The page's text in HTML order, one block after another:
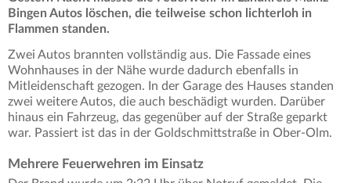
Bingen Autos löschen, die teilweise schon lichterloh in
Flammen standen.
Zwei Autos brannten vollständig aus. Die Fassade eines
Wohnhauses in der Nähe wurde dadurch ebenfalls in
Mitleidenschaft gezogen. In der Garage des Hauses standen
zwei weitere Autos, die auch beschädigt wurden. Darüber
hinaus ein Fahrzeug, das gegenüber auf der Straße geparkt
war. Passiert ist das in der Goldschmittstraße in Ober-Olm.
Mehrere Feuerwehren im Einsatz